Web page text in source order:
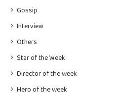
Gossip
Interview
Others
Star of the Week
Director of the week
Hero of the week